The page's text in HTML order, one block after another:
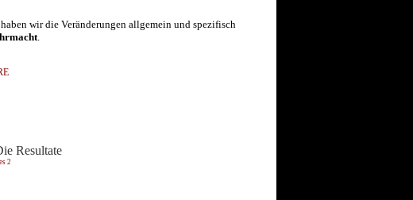
wir die Veränderungen allgemein und spezifisch
Resultate
2